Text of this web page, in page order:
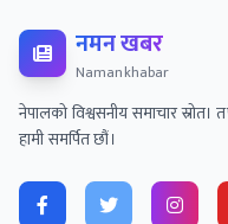
नमन खबर
Namankhabar
नेपालको विश्वसनीय समाचार स्रोत।
हामी समर्पित छौं।